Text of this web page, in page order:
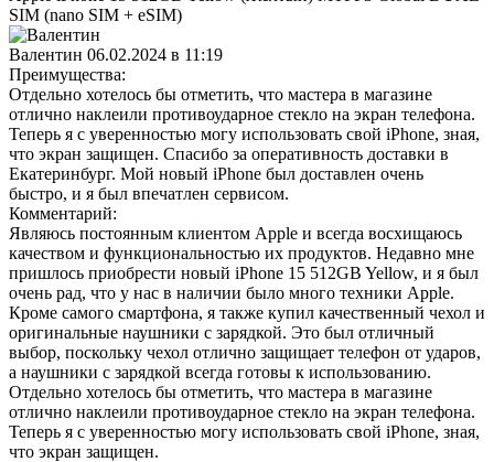
SIM (nano SIM + eSIM)
Валентин 06.02.2024 в 11:19
Преимущества:
Отдельно хотелось бы отметить, что мастера в магазине
отлично наклеили противоударное стекло на экран телефона.
Теперь я с уверенностью могу использовать свой iPhone, зная,
что экран защищен. Спасибо за оперативность доставки в
Екатеринбург. Мой новый iPhone был доставлен очень
быстро, и я был впечатлен сервисом.
Комментарий:
Являюсь постоянным клиентом Apple и всегда восхищаюсь
качеством и функциональностью их продуктов. Недавно мне
пришлось приобрести новый iPhone 15 512GB Yellow, и я был
очень рад, что у нас в наличии было много техники Apple.
Кроме самого смартфона, я также купил качественный чехол и
оригинальные наушники с зарядкой. Это был отличный
выбор, поскольку чехол отлично защищает телефон от ударов,
а наушники с зарядкой всегда готовы к использованию.
Отдельно хотелось бы отметить, что мастера в магазине
отлично наклеили противоударное стекло на экран телефона.
Теперь я с уверенностью могу использовать свой iPhone, зная,
что экран защищен.